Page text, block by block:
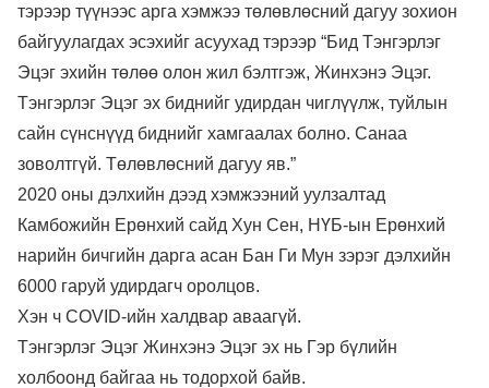
тэрээр түүнээс арга хэмжээ төлөвлөсний дагуу зохион
байгуулагдах эсэхийг асуухад тэрээр “Бид Тэнгэрлэг
Эцэг эхийн төлөө олон жил бэлтгэж, Жинхэнэ Эцэг.
Тэнгэрлэг Эцэг эх биднийг удирдан чиглүүлж, туйлын
сайн сүнснүүд биднийг хамгаалах болно. Санаа
зоволтгүй. Төлөвлөсний дагуу яв.”
2020 оны дэлхийн дээд хэмжээний уулзалтад
Камбожийн Ерөнхий сайд Хун Сен, НҮБ-ын Ерөнхий
нарийн бичгийн дарга асан Бан Ги Мун зэрэг дэлхийн
6000 гаруй удирдагч оролцов.
Хэн ч COVID-ийн халдвар аваагүй.
Тэнгэрлэг Эцэг Жинхэнэ Эцэг эх нь Гэр бүлийн
холбоонд байгаа нь тодорхой байв.